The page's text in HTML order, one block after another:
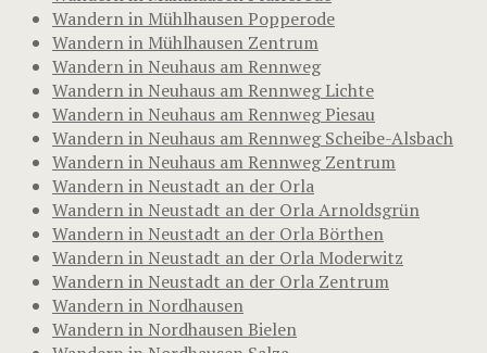
Wandern in Mühlhausen Popperode
Wandern in Mühlhausen Zentrum
Wandern in Neuhaus am Rennweg
Wandern in Neuhaus am Rennweg Lichte
Wandern in Neuhaus am Rennweg Piesau
Wandern in Neuhaus am Rennweg Scheibe-Alsbach
Wandern in Neuhaus am Rennweg Zentrum
Wandern in Neustadt an der Orla
Wandern in Neustadt an der Orla Arnoldsgrün
Wandern in Neustadt an der Orla Börthen
Wandern in Neustadt an der Orla Moderwitz
Wandern in Neustadt an der Orla Zentrum
Wandern in Nordhausen
Wandern in Nordhausen Bielen